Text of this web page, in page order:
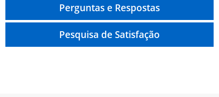
Perguntas e Respostas
Pesquisa de Satisfação